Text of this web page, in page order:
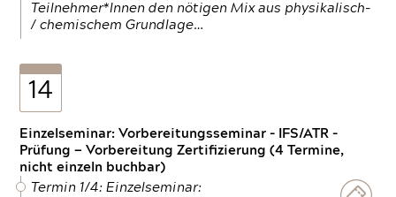
Teilnehmer*Innen den nötigen Mix aus physikalisch-
/ chemischem Grundlage…
14
Einzelseminar: Vorbereitungsseminar - IFS/ATR -
Prüfung — Vorbereitung Zertifizierung (4 Termine,
nicht einzeln buchbar)
Termin 1/4: Einzelseminar: